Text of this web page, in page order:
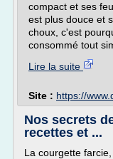
compact et ses
est plus douce et
choux, c'est
consommé tout
Lire la suite
Site : https://
Nos secrets
recettes et ...
La courgette